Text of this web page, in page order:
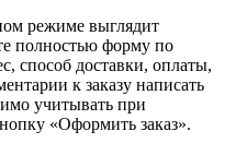
режиме выглядит
полностью форму по
способ доставки, оплаты,
к заказу написать
учитывать при
«Оформить заказ».